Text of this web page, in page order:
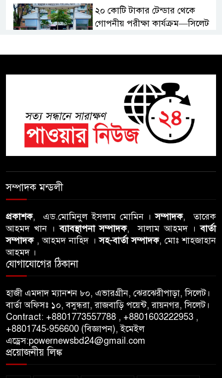
২০ কোটি টাকার টেন্ডার থেকে
গোপনীয় পরীক্ষা কার্যক্রম—সিলেট
সিলেটে চিকিৎসকের কিশোর ছেলের
ঝুলন্ত মরদেহ উদ্ধার
শতাব্দী রায়ের বাড়িতে বিদ্রোহীদের
বৈঠক, পশ্চিমবঙ্গে তৃনমূলে ভাঙনের
ইঙ্গিত !
বিএনপি নেতার ওপর হামলার
আবু তালহা চৌধুরী দ্বিতীয় বারের
মত টাওয়ার হ‍্যামলেটস কাউন্সিলের
গণবিজ্ঞপ্তি নিয়ে সিলেট অনলাইন
প্রেসক্লাবে বিশ্ব মুক্ত গণমাধ্যম দিবসে
সমালোচনা
সিলেটে ব্যাডমিন্টন তারকাদের
সম্পাদক মন্ডলী
প্রকাশক, এড.মোমিনুল ইসলাম মোমিন ।সম্পাদক, তারেক
আহমদ খান ।ব্যাবস্থাপনা সম্পাদক, সালাম আহমদ ।বার্তা
সম্পাদক, আহমদ নাহিদ ।সহ-বার্তা সম্পাদক, মোঃ শাহজাহান
আহমদ ।
যোগাযোগের ঠিকানা
হাজী এমদাদ ম্যানশন ৮০, এভারগ্রীন, ঝেরঝেরীপাড়া, সিলেট।
বার্তা অফিসঃ ১০, বসুন্ধরা, রাজবাড়ি পয়েন্ট, রায়নগর, সিলেট।
Contract: +8801773557788 , +8801603222953 ,
+8801745-956600 (বিজ্ঞাপন), ইমেইল
এড্রেস:powernewsbd24@gmail.com
প্রয়োজনীয় লিঙ্ক